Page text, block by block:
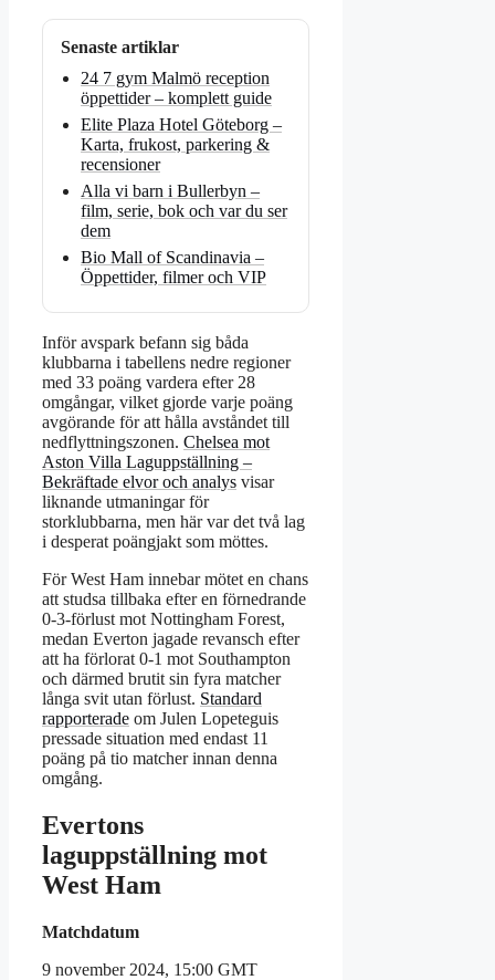
Senaste artiklar
24 7 gym Malmö reception
öppettider – komplett guide
Elite Plaza Hotel Göteborg –
Karta, frukost, parkering &
recensioner
Alla vi barn i Bullerbyn –
film, serie, bok och var du ser
dem
Bio Mall of Scandinavia –
Öppettider, filmer och VIP
Inför avspark befann sig båda
klubbarna i tabellens nedre regioner
med 33 poäng vardera efter 28
omgångar, vilket gjorde varje poäng
avgörande för att hålla avståndet till
nedflyttningszonen. Chelsea mot
Aston Villa Laguppställning –
Bekräftade elvor och analys visar
liknande utmaningar för
storklubbarna, men här var det två lag
i desperat poängjakt som möttes.
För West Ham innebar mötet en chans
att studsa tillbaka efter en förnedrande
0-3-förlust mot Nottingham Forest,
medan Everton jagade revansch efter
att ha förlorat 0-1 mot Southampton
och därmed brutit sin fyra matcher
långa svit utan förlust. Standard
rapporterade om Julen Lopeteguis
pressade situation med endast 11
poäng på tio matcher innan denna
omgång.
Evertons
laguppställning mot
West Ham
Matchdatum
9 november 2024, 15:00 GMT